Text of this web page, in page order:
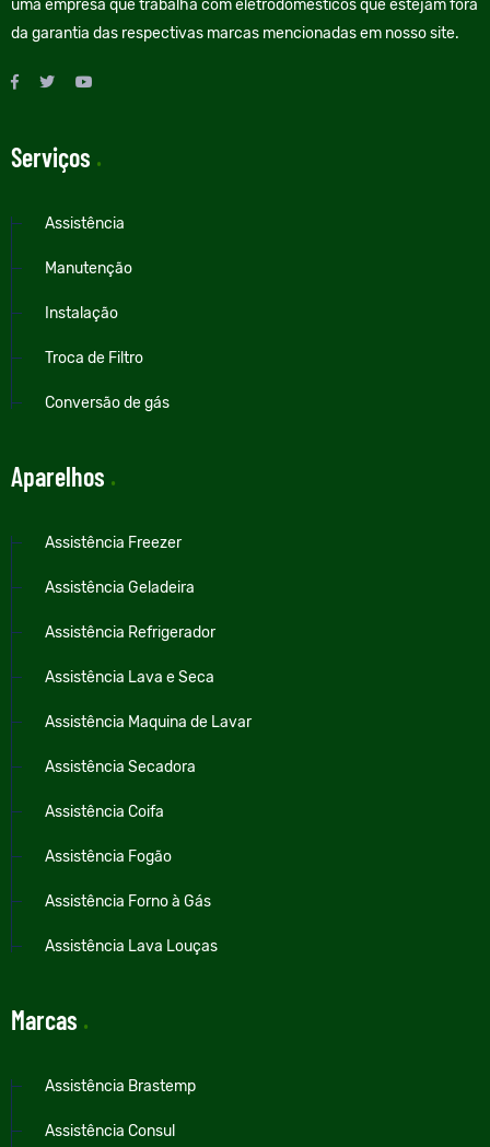
uma empresa que trabalha com eletrodomésticos que estejam fora
da garantia das respectivas marcas mencionadas em nosso site.
Serviços .
Assistência
Manutenção
Instalação
Troca de Filtro
Conversão de gás
Aparelhos .
Assistência Freezer
Assistência Geladeira
Assistência Refrigerador
Assistência Lava e Seca
Assistência Maquina de Lavar
Assistência Secadora
Assistência Coifa
Assistência Fogão
Assistência Forno à Gás
Assistência Lava Louças
Marcas .
Assistência Brastemp
Assistência Consul